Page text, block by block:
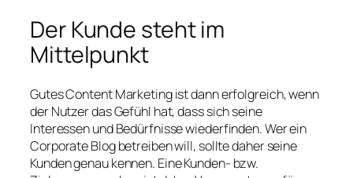
Der Kunde steht im
Mittelpunkt
Gutes Content Marketing ist dann erfolgreich, wenn
der Nutzer das Gefühl hat, dass sich seine
Interessen und Bedürfnisse wiederfinden. Wer ein
Corporate Blog betreiben will, sollte daher seine
Kunden genau kennen. Eine Kunden- bzw.